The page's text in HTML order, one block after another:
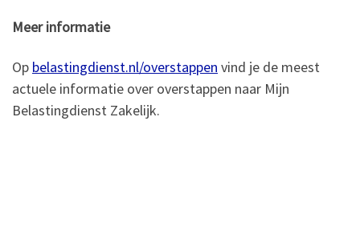
Meer informatie
Op belastingdienst.nl/overstappen vind je de meest
actuele informatie over overstappen naar Mijn
Belastingdienst Zakelijk.